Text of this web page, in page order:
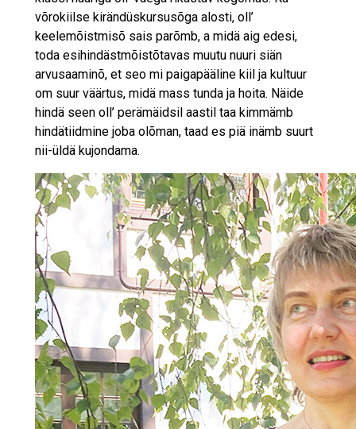
võrokiilse kirändüskursusõga alosti, oll’
keelemõistmisõ sais parõmb, a midä aig edesi,
toda esihindästmõistõtavas muutu nuuri siän
arvusaaminõ, et seo mi paigapääline kiil ja kultuur
om suur väärtus, midä mass tunda ja hoita. Näide
hindä seen oll’ perämäidsil aastil taa kimmämb
hindätiidmine joba olõman, taad es piä inämb suurt
nii-üldä kujondama.